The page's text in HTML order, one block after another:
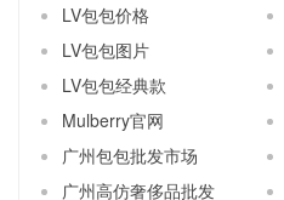
LV包包价格
LV包包图片
LV包包经典款
Mulberry官网
广州包包批发市场
广州高仿奢侈品批发